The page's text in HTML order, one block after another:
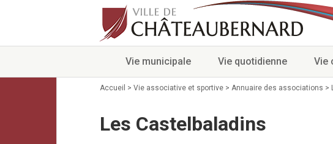
Vie municipale Vie quotidienne Vie
Accueil > Vie associative et sportive > Annuaire des associations >
Les Castelbaladins